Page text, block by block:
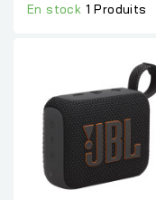
En stock 1 Produits